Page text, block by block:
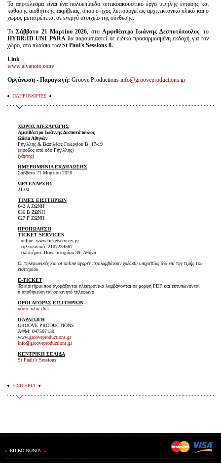
Το αποτέλεσμα είναι ένα πολυεπίπεδο οπτικοακουστικό έργο υψηλής έντασης και
καθαρής αισθητικής ακρίβειας, όπου ο ήχος λειτουργεί ως αρχιτεκτονικό υλικό και ο
χώρος μετατρέπεται σε ενεργό στοιχείο της σύνθεσης.
ΤοΣάββατο 21 Μαρτίου 2026, στοΑμφιθέατρο Ιωάννης Δεσποτόπουλος, το
HYBR:ID UNI PARAθα παρουσιαστεί σε ειδικά προσαρμοσμένη εκδοχή για τον
χώρο, στο πλαίσιο των St Paul's Sessions 8.
Link
www.alvanoto.com/
Οργάνωση - Παραγωγή: Groove Productions info@grooveproductions.gr
ΠΛΗΡΟΦΟΡΙΕΣ
ΧΩΡΟΣ ΔΙΕΞΑΓΩΓΗΣ
Αμφιθέατρο Ιωάννης Δεσποτόπουλος
Ωδείο Αθηνών
Ρηγίλλης & Βασιλέως Γεωργίου Β΄ 17-19
(είσοδος από οδό Ρηγίλλης)
(χάρτης)
ΗΜΕΡΟΜΗΝΙΑ ΕΚΔΗΛΩΣΗΣ
Σάββατο 21 Μαρτίου 2026
ΩΡΑ ΕΝΑΡΞΗΣ
21.00
ΤΙΜΕΣ ΕΙΣΙΤΗΡΙΩΝ
€42 A ΖΩΝΗ
€36 Β ΖΩΝΗ
€27 Γ ΖΩΝΗ
ΠΡΟΠΩΛΗΣΗ
TICKET SERVICES
- online: www.ticketservices.gr
- τηλεφωνικά: 2107234567
- εκδοτήριο: Πανεπιστημίου 39, Αθήνα
Οι τηλεφωνικές και οι online αγορές περιλαμβάνουν χρέωση υπηρεσίας 5% επί της τιμής του
εισιτηρίου
E-TICKET
Τα εισιτήρια που αγοράζονται ηλεκτρονικά λαμβάνονται σε μορφή PDF και εκτυπώνονται
ή αποθηκεύονται σε κινητό τηλέφωνο
ΟΡΟΙ ΑΓΟΡΑΣ ΕΙΣΙΤΗΡΙΩΝ
κάντε κλικ εδώ
ΠΑΡΑΓΩΓΗ
GROOVE PRODUCTIONS
ΑΦΜ: 047507139
www.grooveproductions.gr
info@grooveproductions.gr
ΚΕΝΤΡΙΚΗ ΣΕΛΙΔΑ
St Pauls's Sessions
ΕΙΣΙΤΗΡΙΑ
ΕΠΙΚΟΙΝΩΝΙΑ